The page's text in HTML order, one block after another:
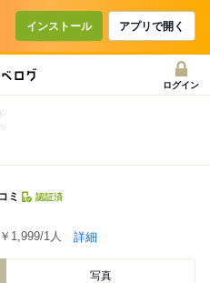
インストール アプリで開く
ログイン
ミ 認証済
1,999/1人 詳細
写真